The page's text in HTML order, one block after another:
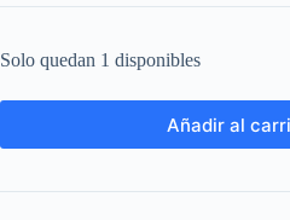
Solo quedan 1 disponibles
Añadir al